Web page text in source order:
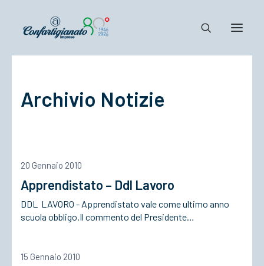
Confartigianato
Cosa Facciamo
Associarsi
Archivio Notizie
20 Gennaio 2010
Apprendistato – Ddl Lavoro
DDL LAVORO - Apprendistato vale come ultimo anno
scuola obbligo.Il commento del Presidente…
15 Gennaio 2010